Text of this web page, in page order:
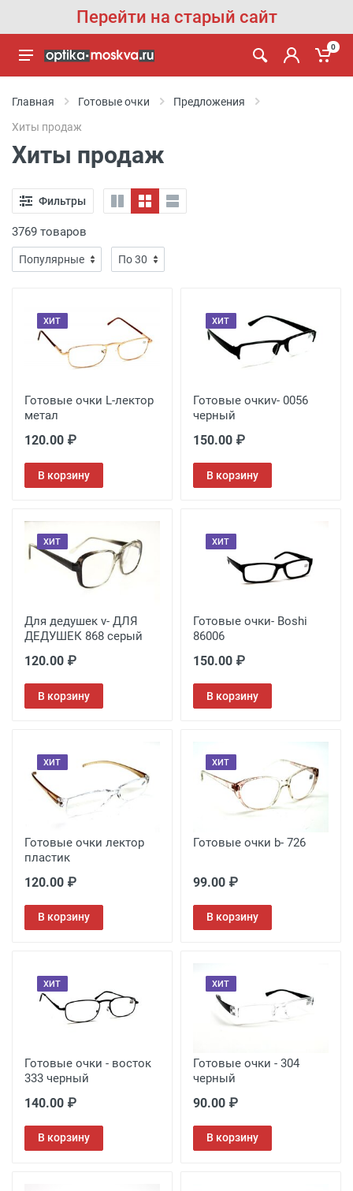
Перейти на старый сайт
0
Главная Готовые очки
Предложения
Хиты продаж
Хиты продаж
Фильтры
3769 товаров
ХИТ
Готовые очки L-лектор
метал
120.00 ₽
В корзину
ХИТ
Готовые очкиv- 0056
черный
150.00 ₽
В корзину
ХИТ
Для дедушек v- ДЛЯ
ДЕДУШЕК 868 серый
120.00 ₽
В корзину
ХИТ
Готовые очки- Boshi
86006
150.00 ₽
В корзину
ХИТ
Готовые очки лектор
пластик
120.00 ₽
В корзину
ХИТ
Готовые очки b- 726
99.00 ₽
В корзину
ХИТ
Готовые очки - восток
333 черный
140.00 ₽
В корзину
ХИТ
Готовые очки - 304
черный
90.00 ₽
В корзину